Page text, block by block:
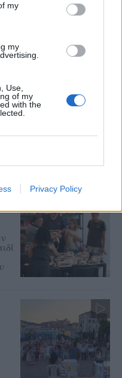
my
my
Use,
of my
with the
Privacy Policy